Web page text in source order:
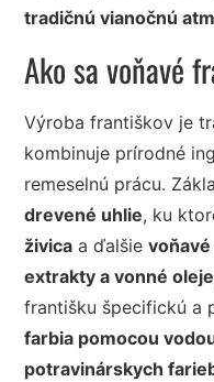
tradičnú vianočnú
Ako sa voňavé
Výroba františkov je
kombinuje prírodné
remeselnú prácu.
drevené uhlie, ku
živica a ďalšie
extrakty a vonné oleje
františku špecifickú a
farbia pomocou
potravinárskych